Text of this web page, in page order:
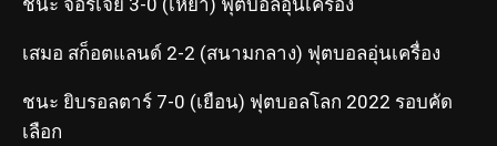
ชนะ จอร์เจีย 3-0 (เหย้า) ฟุตบอลอุ่นเครื่อง
เสมอ สก็อตแลนด์ 2-2 (สนามกลาง) ฟุตบอลอุ่นเครื่อง
ชนะ ยิบรอลตาร์ 7-0 (เยือน) ฟุตบอลโลก 2022 รอบคัด
เลือก